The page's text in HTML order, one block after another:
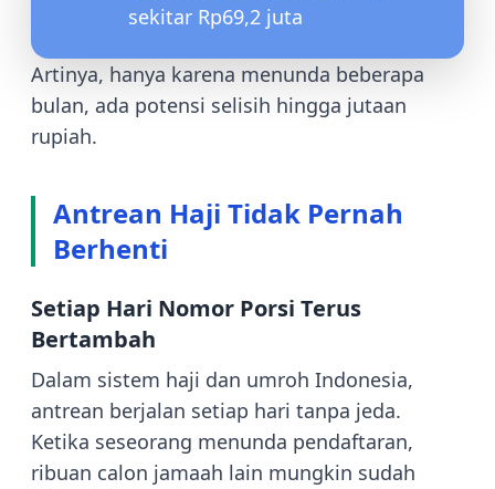
sekitar Rp69,2 juta
Artinya, hanya karena menunda beberapa
bulan, ada potensi selisih hingga jutaan
rupiah.
Antrean Haji Tidak Pernah
Berhenti
Setiap Hari Nomor Porsi Terus
Bertambah
Dalam sistem haji dan umroh Indonesia,
antrean berjalan setiap hari tanpa jeda.
Ketika seseorang menunda pendaftaran,
ribuan calon jamaah lain mungkin sudah